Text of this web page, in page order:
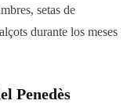
setas de
durante los meses
Penedès